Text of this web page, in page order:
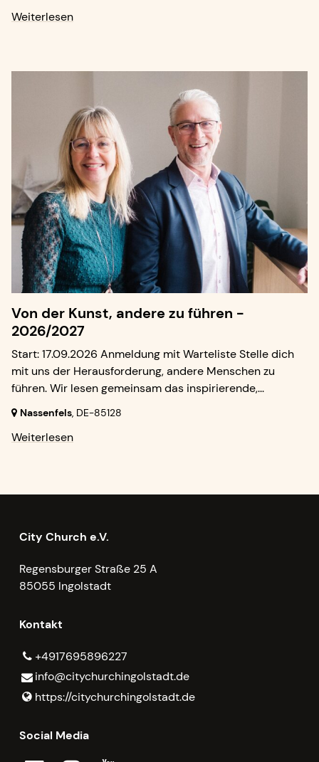
Weiterlesen
Von der Kunst, andere zu führen -
2026/2027
Start: 17.09.2026 Anmeldung mit Warteliste Stelle dich
mit uns der Herausforderung, andere Menschen zu
führen. Wir lesen gemeinsam das inspirierende,...
Nassenfels, DE-85128
Weiterlesen
City Church e.V.
Regensburger Straße 25 A
85055 Ingolstadt
Kontakt
+4917695896227
info@​citychurchingolstadt.​de
https://citychurchingolstadt.​de
Social Media